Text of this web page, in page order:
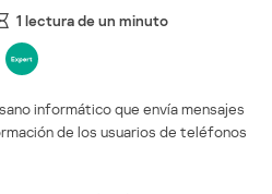
1 lectura de un minuto
informático que envía mensajes
de los usuarios de teléfonos